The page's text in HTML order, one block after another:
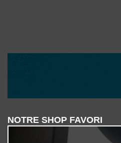
NOTRE SHOP FAVORI